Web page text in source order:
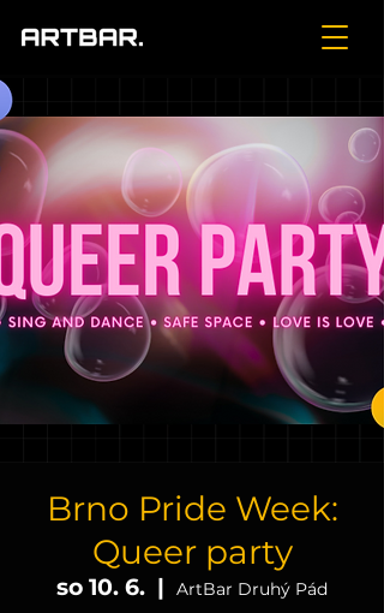
Brno Pride Week:
Queer party
so 10. 6.
  |
ArtBar Druhý Pád